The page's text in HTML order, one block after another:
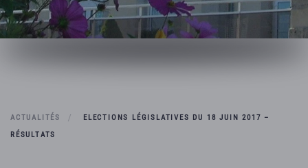
ACTUALITÉS
ELECTIONS LÉGISLATIVES DU 18 JUIN 2017 –
RÉSULTATS